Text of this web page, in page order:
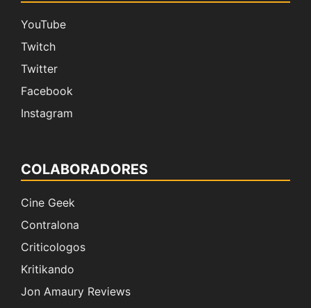
YouTube
Twitch
Twitter
Facebook
Instagram
COLABORADORES
Cine Geek
Contralona
Criticologos
Kritikando
Jon Amaury Reviews